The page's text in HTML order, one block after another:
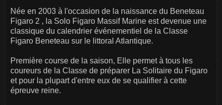
Née en 2003 à l'occasion de la naissance du Beneteau
Figaro 2 , la Solo Figaro Massif Marine est devenue une
classique du calendrier événementiel de la Classe
Figaro Beneteau sur le littoral Atlantique.
Première course de la saison, Elle permet à tous les
coureurs de la Classe de préparer La Solitaire du Figaro
et pour la plupart d'entre eux de se qualifier à cette
épreuve reine.